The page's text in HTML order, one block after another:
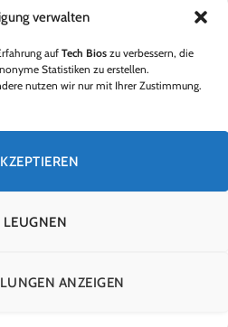
verwalten
auf Tech Bios zu verbessern, die
Statistiken zu erstellen.
nutzen wir nur mit Ihrer Zustimmung.
LEUGNEN
ANZEIGEN
Traueranzeige:
13,285Views
Gerüchten
2024 9,301
UNS
KONTAKTIERE UNS